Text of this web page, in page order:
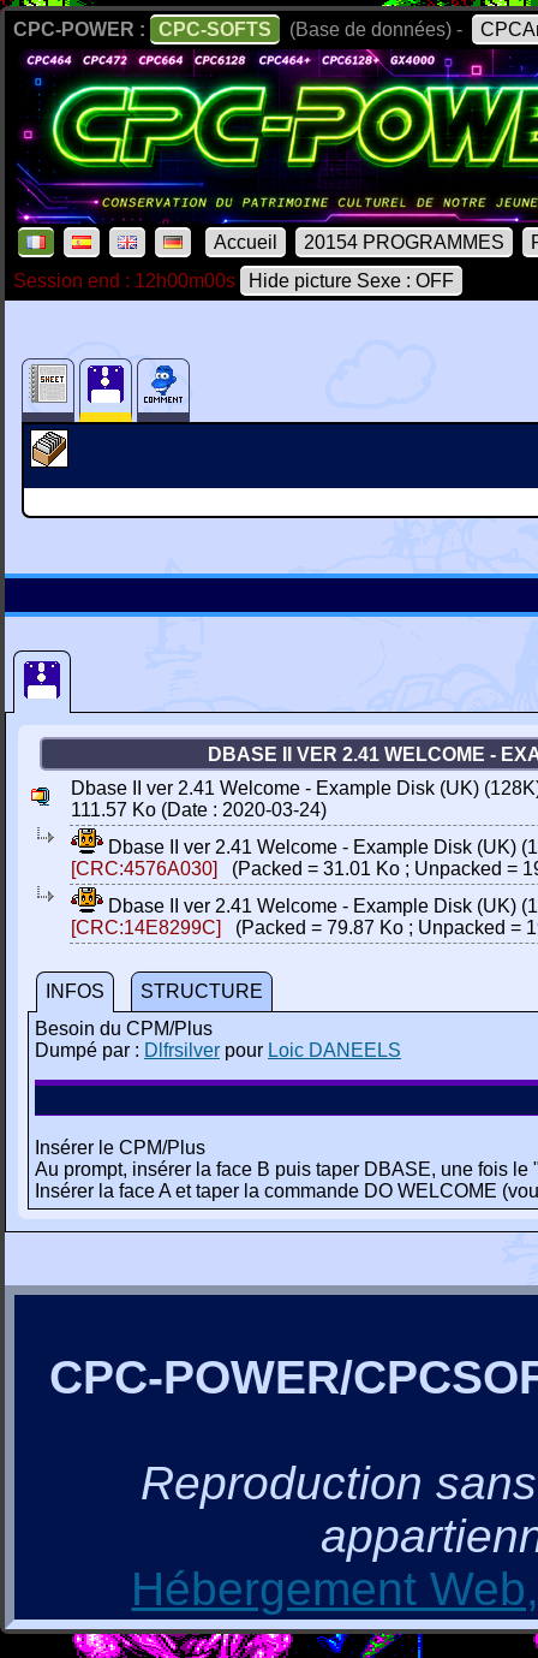
CPC-POWER : CPC-SOFTS (Base de données) -
Accueil 20154 PROGRAMMES
Session end : 12h00m00s
Hide picture Sexe : OFF
DBASE II VER 2.41 WELCOME -
Dbase II ver 2.41 Welcome - Example Disk (UK)
111.57 Ko (Date : 2020-03-24)
Dbase II ver 2.41 Welcome - Example Disk (UK)
[CRC:4576A030]
(Packed = 31.01 Ko ; Unpacked =
Dbase II ver 2.41 Welcome - Example Disk (UK)
[CRC:14E8299C]
(Packed = 79.87 Ko ; Unpacked =
INFOS
STRUCTURE
Besoin du CPM/Plus
Dumpé par : Dlfrsilver pour Loic DANEELS
Insérer le CPM/Plus
Au prompt, insérer la face B puis taper DBASE, une fois le
Insérer la face A et taper la commande DO WELCOME
CPC-POWER/
Reproduction
Hébergement